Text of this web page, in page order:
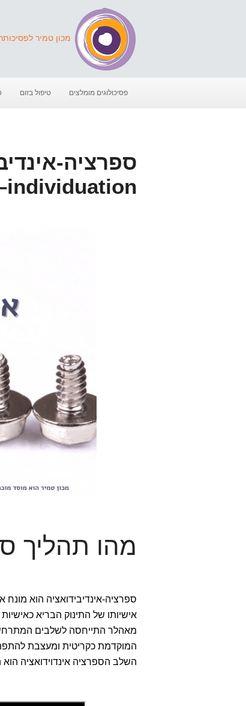
מכון טמיר
פסיכולוגים מומלצים טיפול בזום
ספרציה-
מהו תהליך
ספרציה-אינדיבידואציה הוא מונח
אישיותו של התינוק הבריא
המוקדמת כקריטית ומעצבת
השלב הספרציה אינדוידואציה